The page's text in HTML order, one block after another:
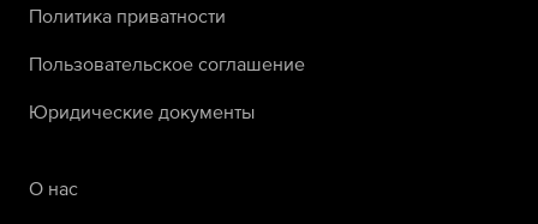
Политика приватности
Пользовательское соглашение
Юридические документы
О нас